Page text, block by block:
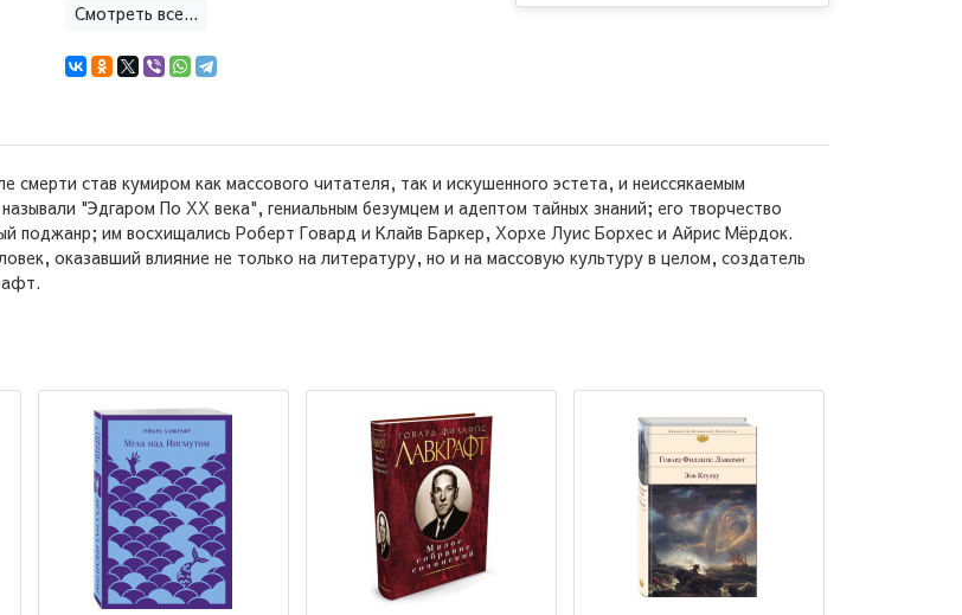
Смотреть все...
смерти став кумиром как массового читателя, так и искушенного эстета, и неиссякаемым
"Эдгаром По ХХ века", гениальным безумцем и адептом тайных знаний; его творчество
поджанр; им восхищались Роберт Говард и Клайв Баркер, Хорхе Луис Борхес и Айрис Мёрдок.
оказавший влияние не только на литературу, но и на массовую культуру в целом, создатель